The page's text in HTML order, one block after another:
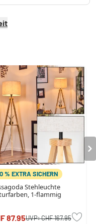
% EXTRA SICHERN
Stehleuchte
1-flammig
87.95UVP:CHF 167.95